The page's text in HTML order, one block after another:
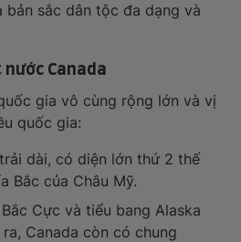
bản sắc dân tộc đa dạng và
Canada
gia vô cùng rộng lớn và vị
quốc gia:
dài, có diện lớn thứ 2 thế
Bắc của Châu Mỹ.
Cực và tiểu bang Alaska
Canada còn có chung